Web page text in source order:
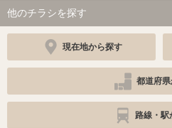
他のチラシを探す
現在地から探す
都道府
路線・駅